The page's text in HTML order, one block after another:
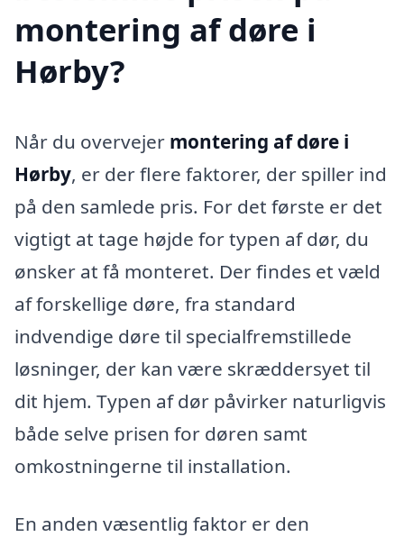
montering af døre i
Hørby?
Når du overvejer montering af døre i
Hørby, er der flere faktorer, der spiller ind
på den samlede pris. For det første er det
vigtigt at tage højde for typen af dør, du
ønsker at få monteret. Der findes et væld
af forskellige døre, fra standard
indvendige døre til specialfremstillede
løsninger, der kan være skræddersyet til
dit hjem. Typen af dør påvirker naturligvis
både selve prisen for døren samt
omkostningerne til installation.
En anden væsentlig faktor er den